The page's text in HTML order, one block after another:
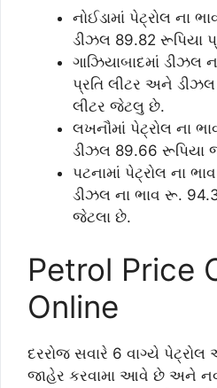
નોઈડામાં પેટ્રોલ ના
ડીઝલ 89.82 રૂપિયા
ગાઝિયાબાદમાં ડીઝલ
પ્રતિ લીટર અને ડીઝલ
લીટર જેટલુ છે.
લખનૌમાં પેટ્રોલ ના
ડીઝલ 89.66 રૂપિયા
પટનામાં પેટ્રોલ ના
ડીઝલ ના ભાવ રૂ.
જેટલા છે.
Petrol Price
Online
દરરોજ સવારે 6 વાગ્યે
જાહેર કરવામા આવે છે અને નવા